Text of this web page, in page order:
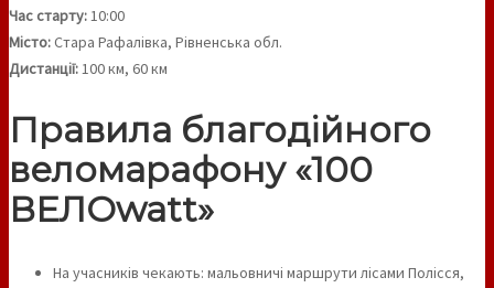
Час старту:10:00
Місто:Стара Рафалівка, Рівненська обл.
Дистанції:100 км, 60 км
Правила благодійного
веломарафону «100
ВЕЛОwatt»
На учасників чекають: мальовничі маршрути лісами Полісся,